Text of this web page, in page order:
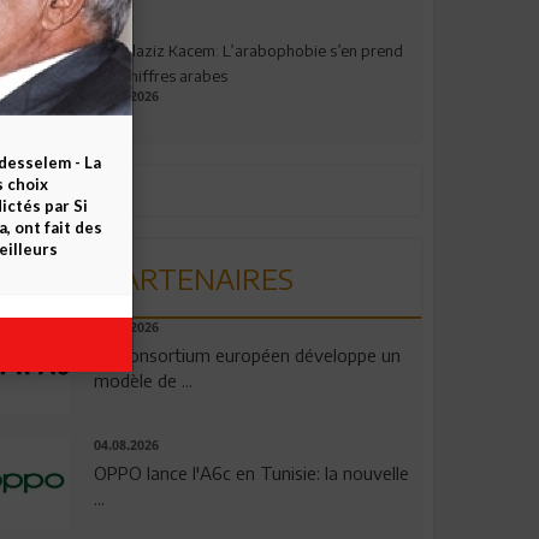
Abdelaziz Kacem: L’arabophobie s’en prend
aux chiffres arabes
09.07.2026
PARTENAIRES
06.08.2026
Un consortium européen développe un
modèle de ...
04.08.2026
OPPO lance l'A6c en Tunisie: la nouvelle
...
- La
choix
par Si
ont fait des